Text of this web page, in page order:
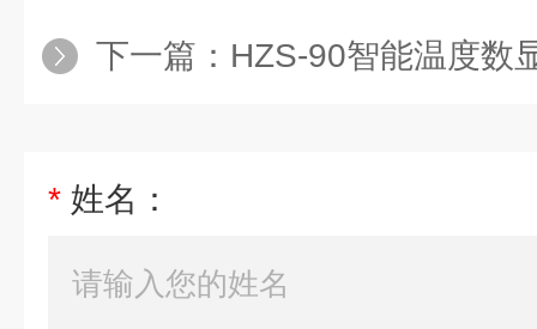
下一篇： HZS-90智能温度数
* 姓名：